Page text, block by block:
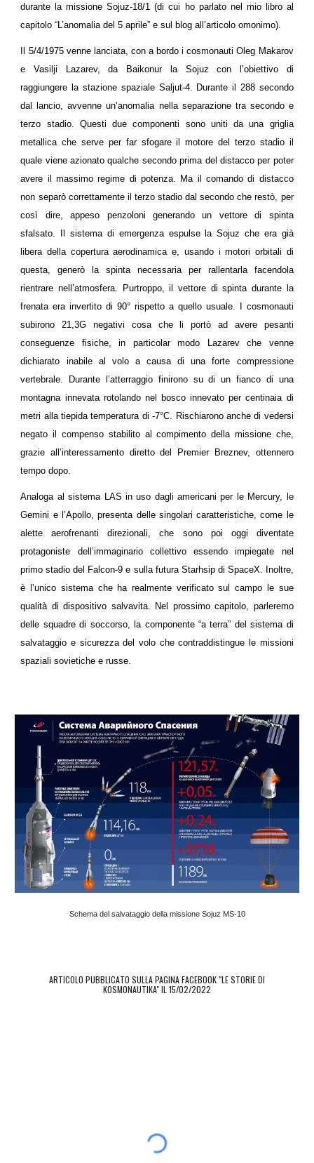
durante la missione Sojuz-18/1 (di cui ho parlato nel mio libro al
capitolo “L’anomalia del 5 aprile” e sul blog all’articolo omonimo).
Il 5/4/1975 venne lanciata, con a bordo i cosmonauti Oleg Makarov
e Vasilji Lazarev, da Baikonur la Sojuz con l’obiettivo di
raggiungere la stazione spaziale Saljut-4. Durante il 288 secondo
dal lancio, avvenne un’anomalia nella separazione tra secondo e
terzo stadio. Questi due componenti sono uniti da una griglia
metallica che serve per far sfogare il motore del terzo stadio il
quale viene azionato qualche secondo prima del distacco per poter
avere il massimo regime di potenza. Ma il comando di distacco
non separò correttamente il terzo stadio dal secondo che restò, per
così dire, appeso penzoloni generando un vettore di spinta
sfalsato. Il sistema di emergenza espulse la Sojuz che era già
libera della copertura aerodinamica e, usando i motori orbitali di
questa, generò la spinta necessaria per rallentarla facendola
rientrare nell’atmosfera. Purtroppo, il vettore di spinta durante la
frenata era invertito di 90° rispetto a quello usuale. I cosmonauti
subirono 21,3G negativi cosa che li portò ad avere pesanti
conseguenze fisiche, in particolar modo Lazarev che venne
dichiarato inabile al volo a causa di una forte compressione
vertebrale. Durante l’atterraggio finirono su di un fianco di una
montagna innevata rotolando nel bosco innevato per centinaia di
metri alla tiepida temperatura di -7°C. Rischiarono anche di vedersi
negato il compenso stabilito al compimento della missione che,
grazie all’interessamento diretto del Premier Breznev, ottennero
tempo dopo.
Analoga al sistema LAS in uso dagli americani per le Mercury, le
Gemini e l’Apollo, presenta delle singolari caratteristiche, come le
alette aerofrenanti direzionali, che sono poi oggi diventate
protagoniste dell’immaginario collettivo essendo impiegate nel
primo stadio del Falcon-9 e sulla futura Starhsip di SpaceX. Inoltre,
è l’unico sistema che ha realmente verificato sul campo le sue
qualità di dispositivo salvavita. Nel prossimo capitolo, parleremo
delle squadre di soccorso, la componente “a terra” del sistema di
salvataggio e sicurezza del volo che contraddistingue le missioni
spaziali sovietiche e russe.
Schema del salvataggio della missione Sojuz MS-10
ARTICOLO PUBBLICATO SULLA PAGINA FACEBOOK "LE STORIE DI
KOSMONAUTIKA" IL 15/02/2022